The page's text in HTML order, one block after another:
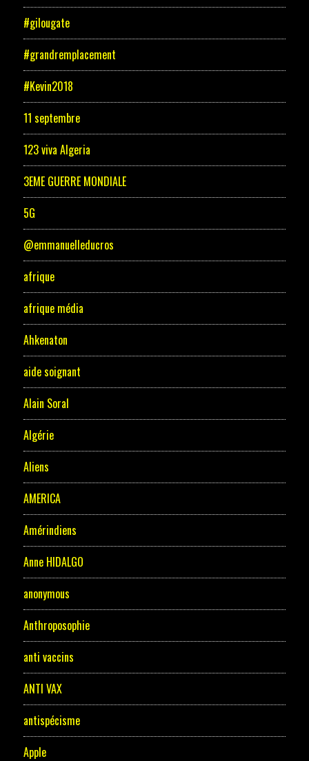
#gilougate
#grandremplacement
#Kevin2018
11 septembre
123 viva Algeria
3EME GUERRE MONDIALE
5G
@emmanuelleducros
afrique
afrique média
Ahkenaton
aide soignant
Alain Soral
Algérie
Aliens
AMERICA
Amérindiens
Anne HIDALGO
anonymous
Anthroposophie
anti vaccins
ANTI VAX
antispécisme
Apple